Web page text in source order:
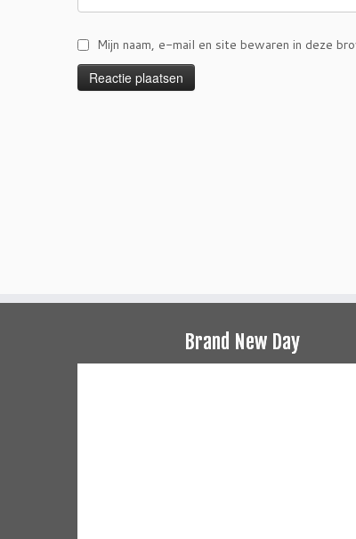
Mijn naam, e-mail en site bewaren in deze
Brand New Day